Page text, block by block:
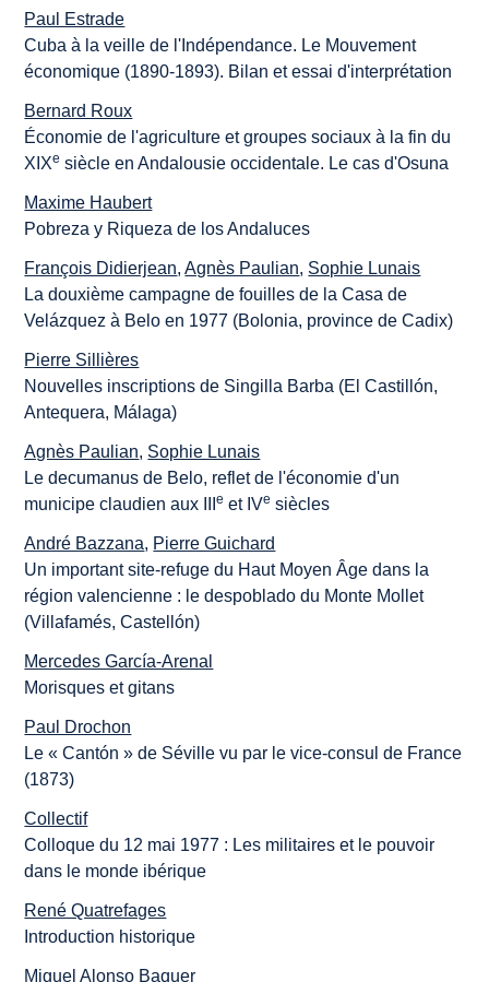
Paul Estrade
Cuba à la veille de l'Indépendance. Le Mouvement
économique (1890-1893). Bilan et essai d'interprétation
Bernard Roux
Économie de l'agriculture et groupes sociaux à la fin du
XIXe siècle en Andalousie occidentale. Le cas d'Osuna
Maxime Haubert
Pobreza y Riqueza de los Andaluces
François Didierjean,Agnès Paulian, Sophie Lunais
La douxième campagne de fouilles de la Casa de
Velázquez à Belo en 1977 (Bolonia, province de Cadix)
Pierre Sillières
Nouvelles inscriptions de Singilla Barba (El Castillón,
Antequera, Málaga)
Agnès Paulian, Sophie Lunais
Le decumanus de Belo, reflet de l'économie d'un
municipe claudien aux IIIe et IVe siècles
André Bazzana, Pierre Guichard
Un important site-refuge du Haut Moyen Âge dans la
région valencienne : le despoblado du Monte Mollet
(Villafamés, Castellón)
Mercedes García-Arenal
Morisques et gitans
Paul Drochon
Le « Cantón » de Séville vu par le vice-consul de France
(1873)
Collectif
Colloque du 12 mai 1977 : Les militaires et le pouvoir
dans le monde ibérique
René Quatrefages
Introduction historique
Miguel Alonso Baquer